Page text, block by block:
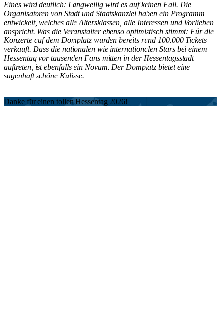
Eines wird deutlich: Langweilig wird es auf keinen Fall. Die
Organisatoren von Stadt und Staatskanzlei haben ein Programm
entwickelt, welches alle Altersklassen, alle Interessen und Vorlieben
anspricht. Was die Veranstalter ebenso optimistisch stimmt: Für die
Konzerte auf dem Domplatz wurden bereits rund 100.000 Tickets
verkauft. Dass die nationalen wie internationalen Stars bei einem
Hessentag vor tausenden Fans mitten in der Hessentagsstadt
auftreten, ist ebenfalls ein Novum. Der Domplatz bietet eine
sagenhaft schöne Kulisse.
Danke für einen tollen Hessentag 2026!